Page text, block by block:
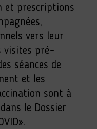
et prescriptions
vers leur
visites pré-
séances de
et les
sont à
le Dossier